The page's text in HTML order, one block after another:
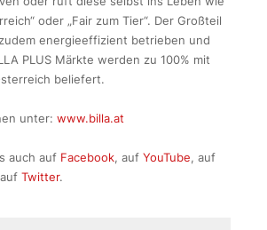
oder „Fair zum Tier“. Der Großteil
energieeffizient betrieben und
PLUS Märkte werden zu 100% mit
beliefert.
unter: www.billa.at
auch auf Facebook, auf YouTube, auf
Twitter.